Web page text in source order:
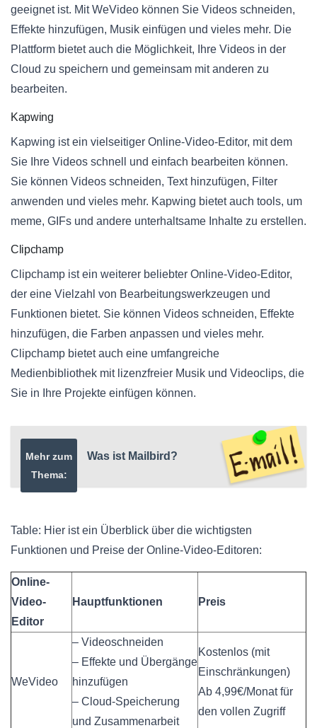
geeignet ist. Mit WeVideo können Sie Videos schneiden,
Effekte hinzufügen, Musik einfügen und vieles mehr. Die
Plattform bietet auch die Möglichkeit, Ihre Videos in der
Cloud zu speichern und gemeinsam mit anderen zu
bearbeiten.
Kapwing
Kapwing ist ein vielseitiger Online-Video-Editor, mit dem
Sie Ihre Videos schnell und einfach bearbeiten können.
Sie können Videos schneiden, Text hinzufügen, Filter
anwenden und vieles mehr. Kapwing bietet auch tools, um
meme, GIFs und andere unterhaltsame Inhalte zu erstellen.
Clipchamp
Clipchamp ist ein weiterer beliebter Online-Video-Editor,
der eine Vielzahl von Bearbeitungswerkzeugen und
Funktionen bietet. Sie können Videos schneiden, Effekte
hinzufügen, die Farben anpassen und vieles mehr.
Clipchamp bietet auch eine umfangreiche
Medienbibliothek mit lizenzfreier Musik und Videoclips, die
Sie in Ihre Projekte einfügen können.
Mehr zum
Thema:
Was ist Mailbird?
Table: Hier ist ein Überblick über die wichtigsten
Funktionen und Preise der Online-Video-Editoren:
Online-
Video-
Editor
Hauptfunktionen Preis
WeVideo
– Videoschneiden
– Effekte und Übergänge
hinzufügen
– Cloud-Speicherung
und Zusammenarbeit
Kostenlos (mit
Einschränkungen)
Ab 4,99€/Monat für
den vollen Zugriff